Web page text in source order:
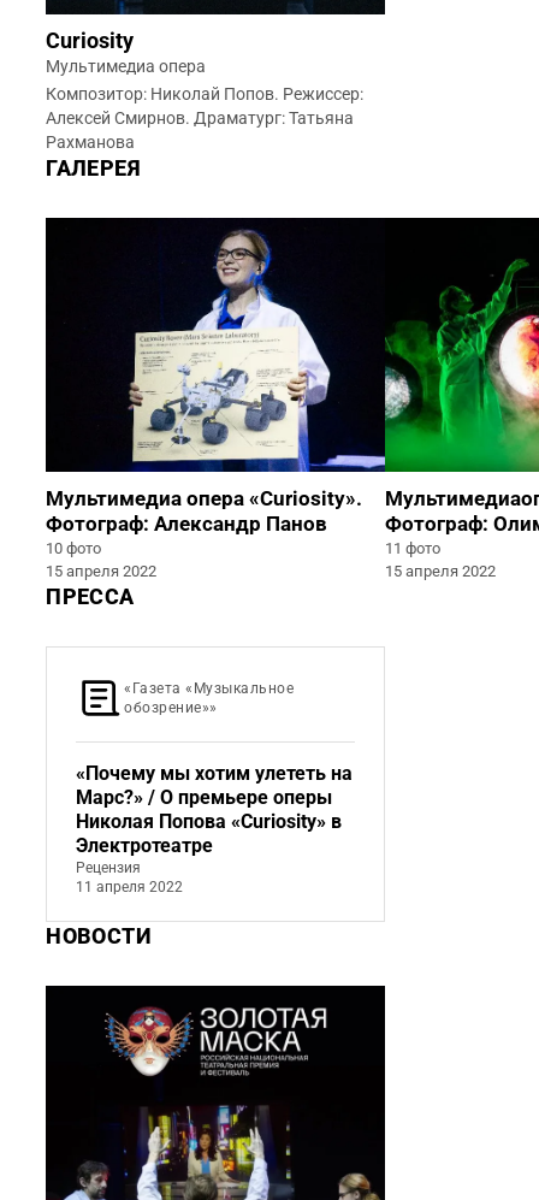
Curiosity
Мультимедиа опера
Композитор: Николай Попов. Режиссер:
Алексей Смирнов. Драматург: Татьяна
Рахманова
ГАЛЕРЕЯ
Мультимедиа опера «Curiosity».
Фотограф: Александр Панов
10 фото
15 апреля 2022
Фотограф:
11 фото
15 апреля 2022
ПРЕССА
«Газета «Музы­каль­ное
обозрение»»
«Почему мы хотим улететь на
Марс?» / О премьере оперы
Николая Попова «Curiosity» в
Электротеатре
Рецензия
11 апреля 2022
НОВОСТИ